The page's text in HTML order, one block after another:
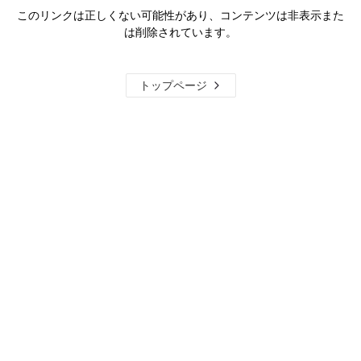
このリンクは正しくない可能性があり、コンテンツは非表示また
は削除されています。
トップページ